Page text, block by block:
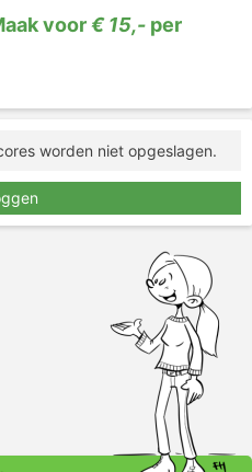
voor€ 15,- per
worden niet opgeslagen.